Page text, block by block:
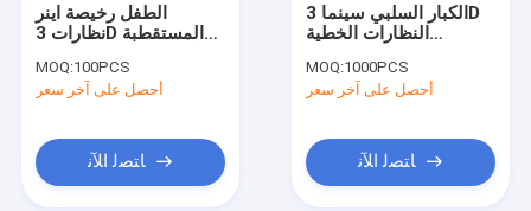
الطفل رخيصة اينر
نظارات 3D المستقطبة
MOQ:100PCS
أحصل على آخر سعر
ﺎﺘﺼﻟ ﺍﻶﻧ
الكبار السلبي سينما 3D
النظارات الخطية
اللون الأزرق / الأصفر
MOQ:1000PCS
أحصل على آخر سعر
ﺎﺘﺼﻟ ﺍﻶﻧ